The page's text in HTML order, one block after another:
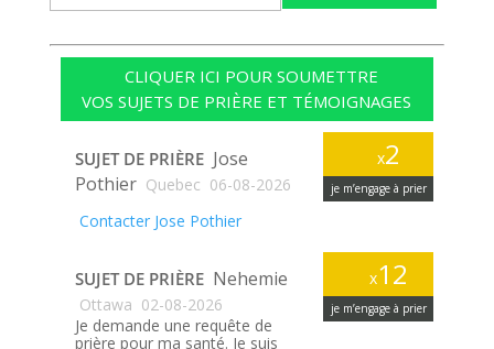
CLIQUER ICI POUR SOUMETTRE
VOS SUJETS DE PRIÈRE ET TÉMOIGNAGES
x2
je m’engage à prier
SUJET DE PRIÈRE Jose
Pothier Quebec 06-08-2026
Contacter Jose Pothier
x12
je m’engage à prier
SUJET DE PRIÈRE Nehemie
Ottawa 02-08-2026
Je demande une requête de
prière pour ma santé. Je suis